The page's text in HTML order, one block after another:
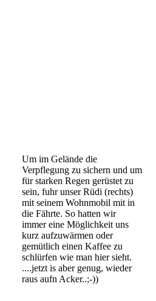
Um im Gelände die
Verpflegung zu sichern und um
für starken Regen gerüstet zu
sein, fuhr unser Rüdi (rechts)
mit seinem Wohnmobil mit in
die Fährte. So hatten wir
immer eine Möglichkeit uns
kurz aufzuwärmen oder
gemütlich einen Kaffee zu
schlürfen wie man hier sieht.
....jetzt is aber genug, wieder
raus aufn Acker..;-))